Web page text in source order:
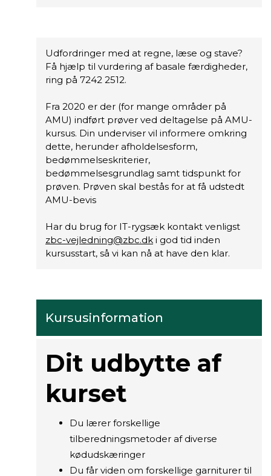
Udfordringer med at regne, læse og stave?
Få hjælp til vurdering af basale færdigheder,
ring på 7242 2512.
Fra 2020 er der (for mange områder på
AMU) indført prøver ved deltagelse på AMU-
kursus. Din underviser vil informere omkring
dette, herunder afholdelsesform,
bedømmelseskriterier,
bedømmelsesgrundlag samt tidspunkt for
prøven. Prøven skal bestås for at få udstedt
AMU-bevis
Har du brug for IT-rygsæk kontakt venligst
zbc-vejledning@zbc.dk i god tid inden
kursusstart, så vi kan nå at have den klar.
Kursusinformation
Dit udbytte af
kurset
Du lærer forskellige
tilberedningsmetoder af diverse
kødudskæringer
Du får viden om forskellige garniturer til